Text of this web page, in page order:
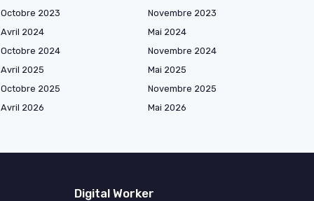
Octobre 2023
Novembre 2023
Avril 2024
Mai 2024
Octobre 2024
Novembre 2024
Avril 2025
Mai 2025
Octobre 2025
Novembre 2025
Avril 2026
Mai 2026
Digital Worker